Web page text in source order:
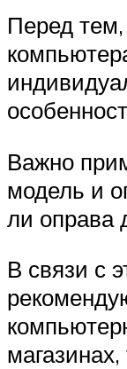
Перед тем,
Важно
модель и
ли оправа
В связи с